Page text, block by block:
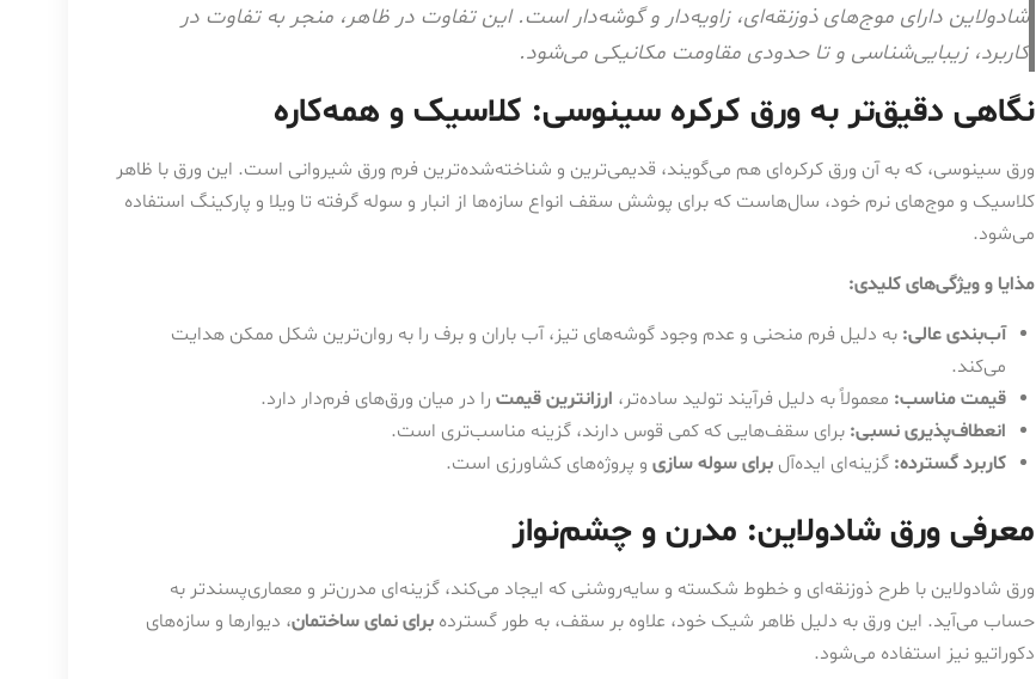
شادولاین دارای موج‌های ذوزنقه‌ای، زاویه‌دار و گوشه‌دار است. این تفاوت در ظاهر، منجر به تفاوت در
کاربرد، زیبایی‌شناسی و تا حدودی مقاومت مکانیکی می‌شود.
نگاهی دقیق‌تر به ورق کرکره سینوسی: کلاسیک و همه‌کاره
ورق سینوسی، که به آن ورق کرکره‌ای هم می‌گویند، قدیمی‌ترین و شناخته‌شده‌ترین فرم ورق شیروانی است. این ورق با ظاهر
کلاسیک و موج‌های نرم خود، سال‌هاست که برای پوشش سقف انواع سازه‌ها از انبار و سوله گرفته تا ویلا و پارکینگ استفاده
می‌شود.
مذایا و ویژگی‌های کلیدی:
آب‌بندی عالی: به دلیل فرم منحنی و عدم وجود گوشه‌های تیز، آب باران و برف را به روان‌ترین شکل ممکن هدایت
می‌کند.
قیمت مناسب: معمولاً به دلیل فرآیند تولید ساده‌تر، ارزانترین قیمت را در میان ورق‌های فرم‌دار دارد.
انعطاف‌پذیری نسبی: برای سقف‌هایی که کمی قوس دارند، گزینه مناسب‌تری است.
کاربرد گسترده: گزینه‌ای ایده‌آل برای سوله سازی و پروژه‌های کشاورزی است.
معرفی ورق شادولاین: مدرن و چشم‌نواز
ورق شادولاین با طرح ذوزنقه‌ای و خطوط شکسته و سایه‌روشنی که ایجاد می‌کند، گزینه‌ای مدرن‌تر و معماری‌پسندتر به
حساب می‌آید. این ورق به دلیل ظاهر شیک خود، علاوه بر سقف، به طور گسترده برای نمای ساختمان، دیوارها و سازه‌های
دکوراتیو نیز استفاده می‌شود.